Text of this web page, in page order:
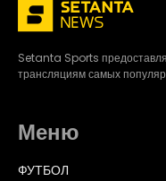
Setanta Sports
трансляциям самых
Меню
ФУТБОЛ